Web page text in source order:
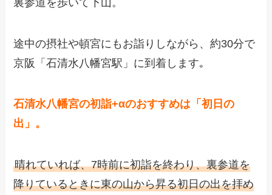
途中の摂社や頓宮にもお詣りしながら、約30分で
京阪「石清水八幡宮駅」に到着します｡
石清水八幡宮の初詣+αのおすすめは「初日の
出」。
晴れていれば、7時前に初詣を終わり、裏参道を
降りているときに東の山から昇る初日の出を拝め